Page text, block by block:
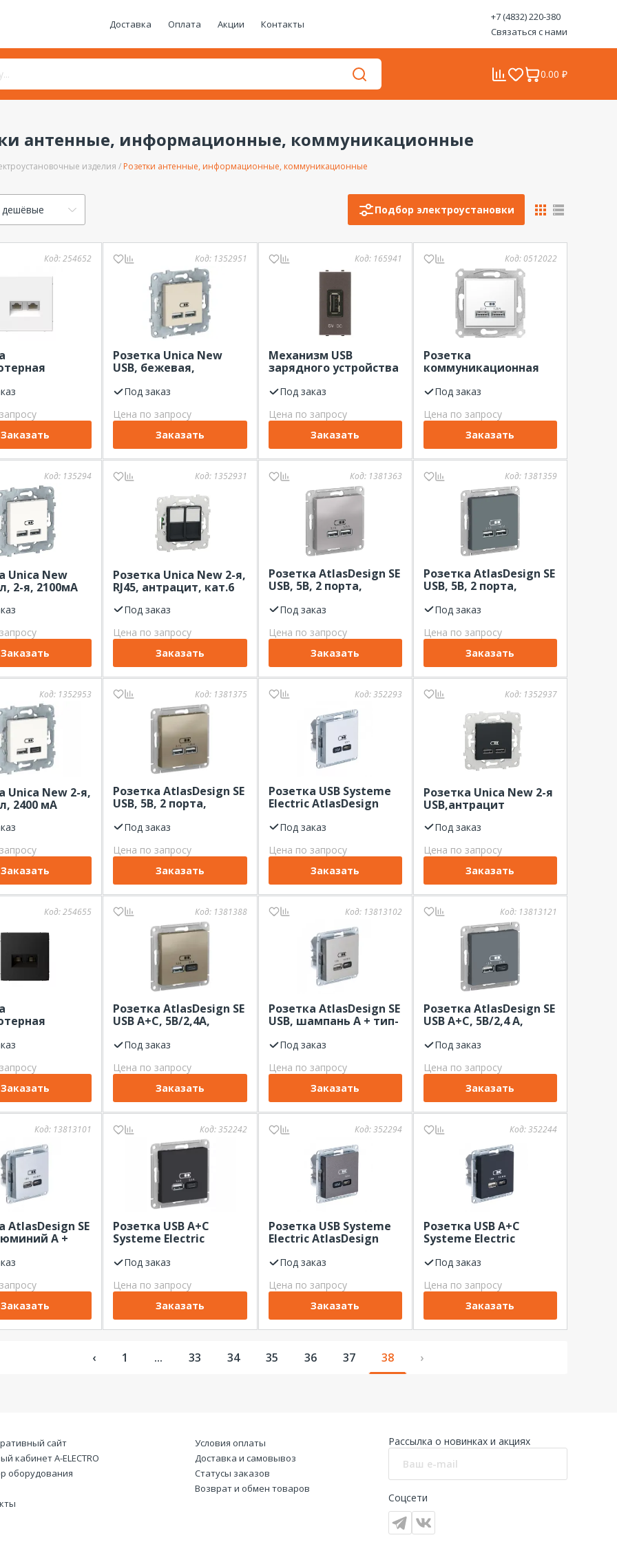
Доставка Оплата Акции Контакты
+7 (4832) 220-380
Связаться с нами
0.00 ₽
антенные, информационные, коммуникационные
изделия Розетки антенные, информационные, коммуникационные
дешёвые Подбор электроустановки
Код:254652
я белый,
Заказать
Код: 1352951
Розетка Unica New
USB, бежевая,
Под заказ
Цена по запросу
Заказать
Код: 165941
Механизм USB
зарядного устройства
2000 мА, 5В, цвет
Под заказ
Цена по запросу
Заказать
Код: 0512022
Розетка
коммуникационная
белая, 2,1А (2x1,05А)
Под заказ
Цена по запросу
Заказать
Код: 135294
Unica New
2-я, 2100мА
Заказать
Код: 1352931
Розетка Unica New 2-я,
RJ45, антрацит, кат.6
Под заказ
Цена по запросу
Заказать
Код: 1381363
Розетка AtlasDesign SE
USB, 5В, 2 порта,
Под заказ
Цена по запросу
Заказать
Код: 1381359
Розетка AtlasDesign SE
USB, 5В, 2 порта,
Под заказ
Цена по запросу
Заказать
Код: 1352953
Unica New 2-я,
2400 мА
Заказать
Код: 1381375
Розетка AtlasDesign SE
USB, 5В, 2 порта,
Под заказ
Цена по запросу
Заказать
Код:352293
Розетка USB Systeme
Electric AtlasDesign
высокоскор.заряд. QC,
Под заказ
Цена по запросу
Заказать
Код: 1352937
Розетка Unica New 2-я
USB,антрацит
Под заказ
Цена по запросу
Заказать
Код:254655
я карбон,
Заказать
Код: 1381388
Розетка AtlasDesign SE
USB A+С, 5В/2,4А,
Под заказ
Цена по запросу
Заказать
Код: 13813102
Розетка AtlasDesign SE
USB, шампань A + тип-
высокоскор.заряд.
Под заказ
Цена по запросу
Заказать
Код: 13813121
Розетка AtlasDesign SE
USB A+С, 5В/2,4 А,
Под заказ
Цена по запросу
Заказать
Код: 13813101
AtlasDesign SE
A +
Заказать
Код:352242
Розетка USB A+С
Systeme Electric
Карбон 5В/2,4А,
Под заказ
Цена по запросу
Заказать
Код:352294
Розетка USB Systeme
Electric AtlasDesign
65W
PD, мех.
Под заказ
Цена по запросу
Заказать
Код:352244
Розетка USB A+С
Systeme Electric
Карбон 5В/2,4 А,
Под заказ
Цена по запросу
Заказать
‹ 1 ... 33 34 35 36 37 38 ›
сайт
кабинет А-ELECTRO
оборудования
Условия оплаты
Доставка и самовывоз
Статусы заказов
Возврат и обмен товаров
Рассылка о новинках и акциях
Соцсети